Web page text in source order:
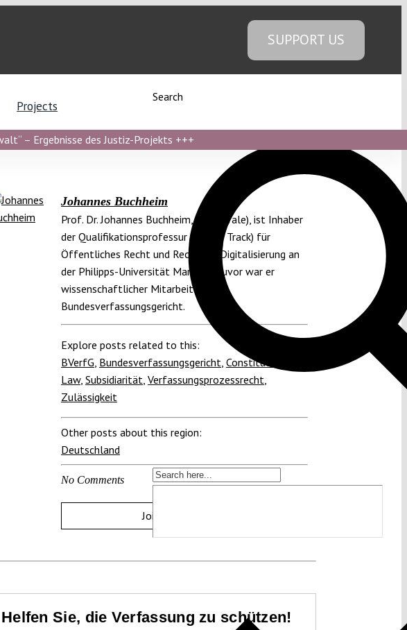
SUPPORT US
Projects
Search
– Ergebnisse des Justiz-Projekts +++
Johannes Buchheim
Prof. Dr. Johannes Buchheim, LL.M. (Yale), ist Inhaber
der Qualifikationsprofessur (Tenure Track) für
Öffentliches Recht und Recht der Digitalisierung an
der Philipps-Universität Marburg. Zuvor war er
wissenschaftlicher Mitarbeiter am
Bundesverfassungsgericht.
Explore posts related to this:
BVerfG Bundesverfassungsgericht Constitutional
Law, Subsidiarität Verfassungsprozessrecht
Zulässigkeit
Other posts about this region:
Deutschland
No Comments
Join the discussion
Helfen Sie, die Verfassung zu schützen!